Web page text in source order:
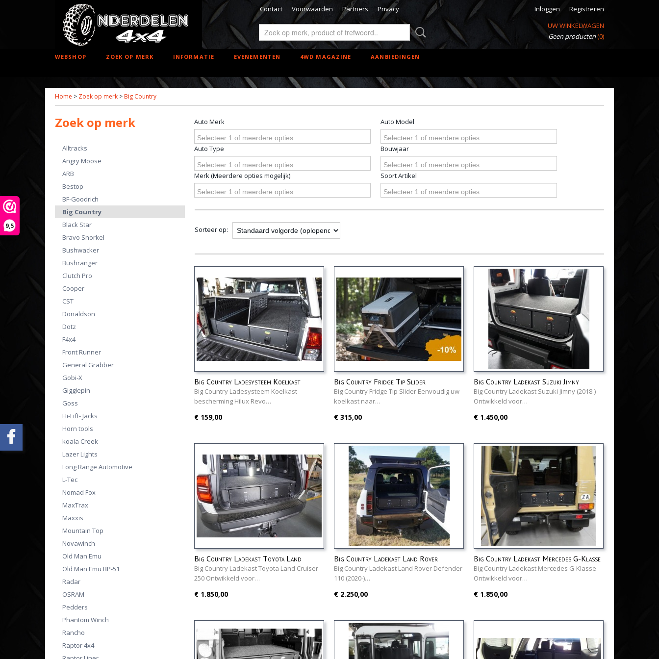
9,5
Contact Voorwaarden Partners Privacy Inloggen
Registreren
UW WINKELWAGEN
Geen producten(0)
WEBSHOP ZOEK OP MERK INFORMATIE EVENEMENTEN 4WD MAGAZINE AANBIEDINGEN
Home > Zoek op merk > Big Country
Zoek op merk
Alltracks
Angry Moose
ARB
Bestop
BF-Goodrich
Big Country
Black Star
Bravo Snorkel
Bushwacker
Bushranger
Clutch Pro
Cooper
CST
Donaldson
Dotz
F4x4
Front Runner
General Grabber
Gobi-X
Gigglepin
Goss
Hi-Lift- Jacks
Horn tools
koala Creek
Lazer Lights
Long Range Automotive
L-Tec
Nomad Fox
MaxTrax
Maxxis
Mountain Top
Novawinch
Old Man Emu
Old Man Emu BP-51
Radar
OSRAM
Pedders
Phantom Winch
Rancho
Raptor 4x4
Auto Merk
Selecteer 1 of meerdere opties
Auto Model
Selecteer 1 of meerdere opties
Auto Type
Selecteer 1 of meerdere opties
Bouwjaar
Selecteer 1 of meerdere opties
Merk (Meerdere opties mogelijk)
Selecteer 1 of meerdere opties
Soort Artikel
Selecteer 1 of meerdere opties
Sorteer op:
Big Country Ladesysteem Koelkast
bescherming Hilux Revo
Big Country Ladesysteem Koelkast
bescherming Hilux Revo…
€ 159,00
Big Country Fridge Tip Slider
Big Country Fridge Tip Slider Eenvoudig uw
koelkast naar…
€ 315,00
Big Country Ladekast Suzuki Jimny
(2018-)
Big Country Ladekast Suzuki Jimny (2018-)
Ontwikkeld voor…
€ 1.450,00
Big Country Ladekast Toyota Land
Cruiser 250
Big Country Ladekast Toyota Land Cruiser
250 Ontwikkeld voor…
€ 1.850,00
Big Country Ladekast Land Rover
Defender 110 (2020-)
Big Country Ladekast Land Rover Defender
110 (2020-)…
€ 2.250,00
Big Country Ladekast Mercedes G-Klasse
Big Country Ladekast Mercedes G-Klasse
Ontwikkeld voor…
€ 1.850,00